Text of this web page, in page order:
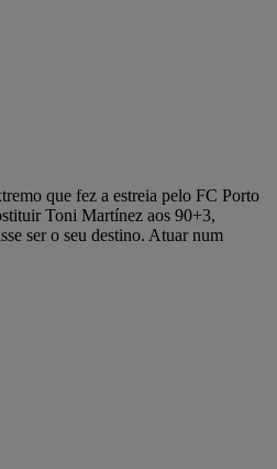
que fez a estreia pelo FC Porto
Toni Martínez aos 90+3,
ser o seu destino. Atuar num